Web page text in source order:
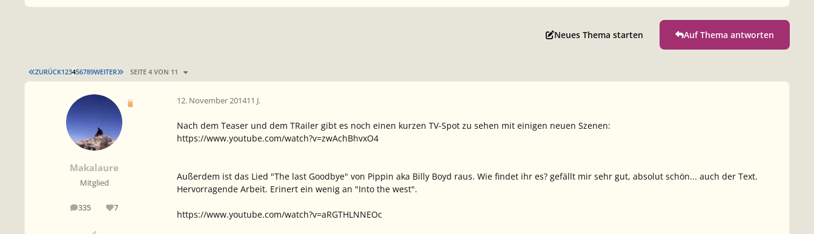
Neues Thema starten Auf Thema antworten
ERSTE SEITE
ZURÜCK123456789WEITER LETZTE SEITE
SEITE 4 VON 11
Makalaure
Mitglied
335
Beiträge 7
Reputation
12. November 201411 J.
Nach dem Teaser und dem TRailer gibt es noch einen kurzen TV-Spot zu sehen mit einigen neuen Szenen:
https://www.youtube.com/watch?v=zwAchBhvxO4
Außerdem ist das Lied "The last Goodbye" von Pippin aka Billy Boyd raus. Wie findet ihr es? gefällt mir sehr gut, absolut schön... auch der Text.
Hervorragende Arbeit. Erinert ein wenig an "Into the west".
https://www.youtube.com/watch?v=aRGTHLNNEOc